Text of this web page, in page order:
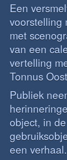
Een
voorstelling
met
van een
vertelling
Tonnus
Publiek
object, in
een verhaal.